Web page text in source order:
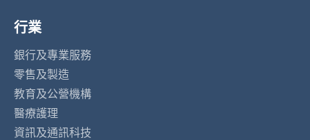
行業
銀行及專業服務
零售及製造
教育及公營機構
醫療護理
資訊及通訊科技